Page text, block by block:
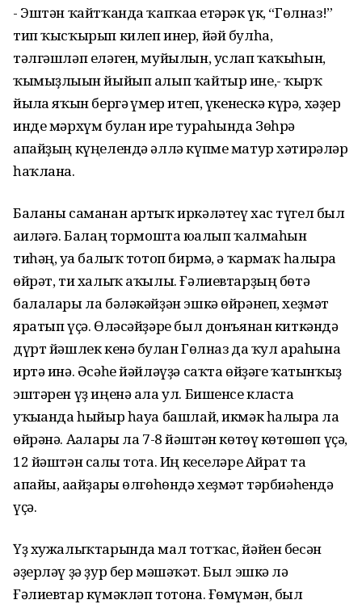
- Эштән ҡайтҡанда ҡапҡаға етәрәк үк, “Гөлназ!”
тип ҡысҡырып килеп инер, йәй булһа,
тәлгәшләп еләген, муйылын, услап ҡаҡыһын,
ҡымыҙлығын йыйып алып ҡайтыр ине,- ҡырҡ
йылға яҡын бергә ғүмер итеп, үкенескә күрә, хәҙер
инде мәрхүм булған ире тураһында Зөһрә
апайҙың күңелендә әллә күпме матур хәтирәләр
һаҡлана.
Баланы саманан артыҡ иркәләтеү хас түгел был
ғаиләгә. Балаң тормошта юғалып ҡалмаһын
тиһәң, уға балыҡ тотоп бирмә, ә ҡармаҡ һалырға
өйрәт, ти халыҡ аҡылы. Ғәлиевтарҙың бөтә
балалары ла бәләкәйҙән эшкә өйрәнеп, хеҙмәт
яратып үҫә. Өләсәйҙәре был донъянан киткәндә
дүрт йәшлек кенә булған Гөлназ да ҡул араһына
иртә инә. Әсәһе йәйләүҙә саҡта өйҙәге ҡатынҡыҙ
эштәрен үҙ иңенә ала ул. Бишенсе класта
уҡығанда һыйыр һауа башлай, икмәк һалырға ла
өйрәнә. Ағалары ла 7-8 йәштән көтөү көтөшөп үҫә,
12 йәштән салғы тота. Иң кеселәре Айрат та
апайы, ағайҙары өлгөһөндә хеҙмәт тәрбиәһендә
үҫә.
Үҙ хужалыҡтарында мал тотҡас, йәйен бесән
әҙерләү ҙә ҙур бер мәшәҡәт. Был эшкә лә
Ғәлиевтар күмәкләп тотона. Ғөмүмән, был